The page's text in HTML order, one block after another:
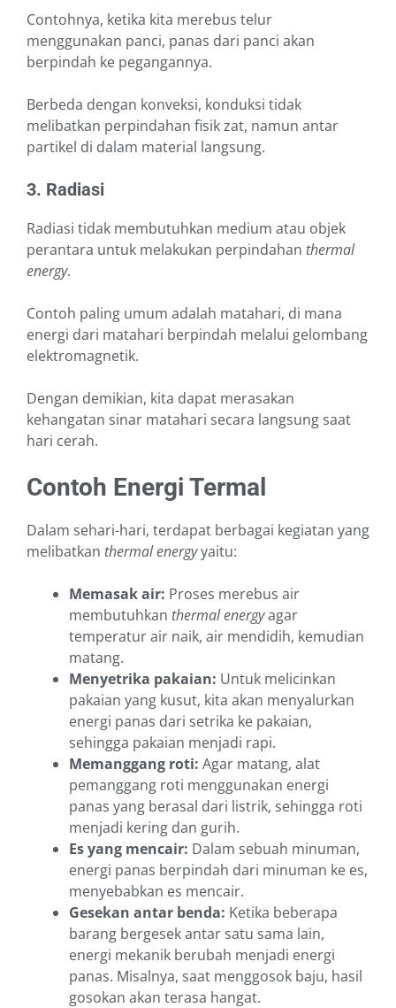
Contohnya, ketika kita merebus telur
menggunakan panci, panas dari panci akan
berpindah ke pegangannya.
Berbeda dengan konveksi, konduksi tidak
melibatkan perpindahan fisik zat, namun antar
partikel di dalam material langsung.
3. Radiasi
Radiasi tidak membutuhkan medium atau objek
perantara untuk melakukan perpindahan thermal
energy.
Contoh paling umum adalah matahari, di mana
energi dari matahari berpindah melalui gelombang
elektromagnetik.
Dengan demikian, kita dapat merasakan
kehangatan sinar matahari secara langsung saat
hari cerah.
Contoh Energi Termal
Dalam sehari-hari, terdapat berbagai kegiatan yang
melibatkan thermal energyyaitu:
Memasak air: Proses merebus air
membutuhkan thermal energyagar
temperatur air naik, air mendidih, kemudian
matang.
Menyetrika pakaian: Untuk melicinkan
pakaian yang kusut, kita akan menyalurkan
energi panas dari setrika ke pakaian,
sehingga pakaian menjadi rapi.
Memanggang roti: Agar matang, alat
pemanggang roti menggunakan energi
panas yang berasal dari listrik, sehingga roti
menjadi kering dan gurih.
Es yang mencair: Dalam sebuah minuman,
energi panas berpindah dari minuman ke es,
menyebabkan es mencair.
Gesekan antar benda: Ketika beberapa
barang bergesek antar satu sama lain,
energi mekanik berubah menjadi energi
panas. Misalnya, saat menggosok baju, hasil
gosokan akan terasa hangat.